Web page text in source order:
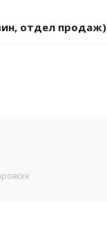
отдел продаж)